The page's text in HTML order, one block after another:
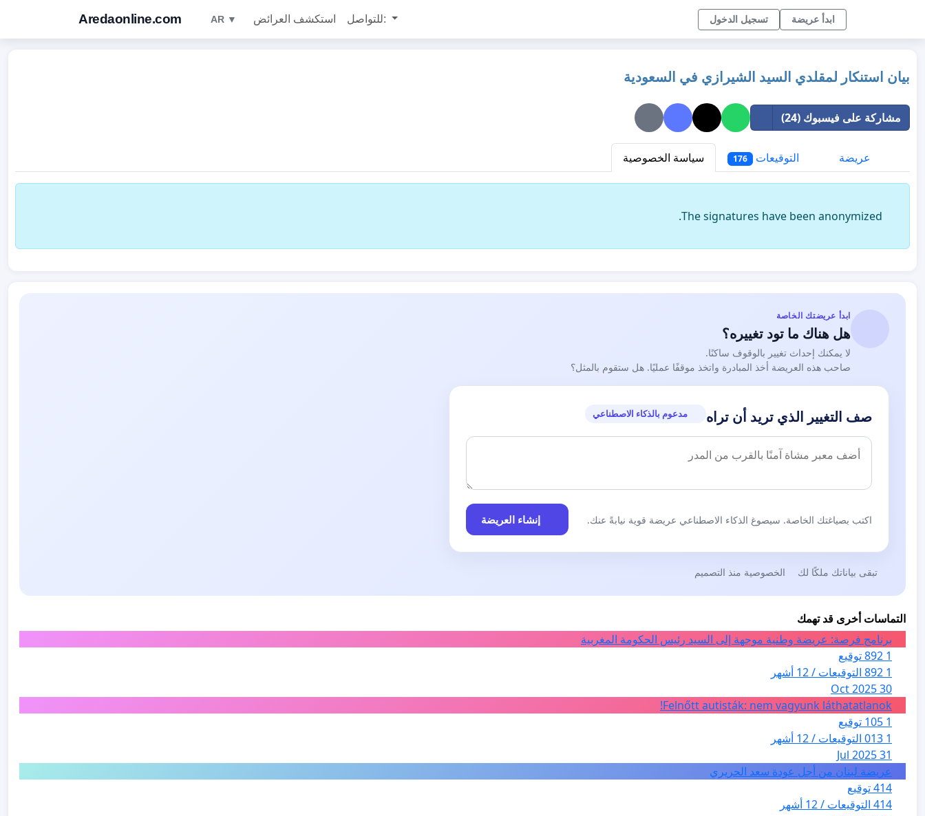
Aredaonline.com AR ▼ استكشف العرائض للتواصل: تسجيل الدخول ابدأ عريضة
بيان استنكار لمقلدي السيد الشيرازي في السعودية
مشاركة على فيسبوك (24)
عريضة التوقيعات 176 سياسة الخصوصية
The signatures have been anonymized.
ابدأ عريضتك الخاصة
هل هناك ما تود تغييره؟
لا يمكنك إحداث تغيير بالوقوف ساكنًا.
صاحب هذه العريضة أخذ المبادرة واتخذ موقفًا عمليًا. هل ستقوم بالمثل؟
صف التغيير الذي تريد أن تراه مدعوم بالذكاء الاصطناعي
اكتب بصياغتك الخاصة. سيصوغ الذكاء الاصطناعي عريضة قوية نيابةً عنك. إنشاء العريضة
تبقى بياناتك ملكًا لك الخصوصية منذ التصميم
التماسات أخرى قد تهمك
برنامج فرصة: عريضة وطنية موجهة إلى السيد رئيس الحكومة المغربية
1 892 توقيع
1 892 التوقيعات / 12 أشهر
30 Oct 2025
Felnőtt autisták: nem vagyunk láthatatlanok!
1 105 توقيع
1 013 التوقيعات / 12 أشهر
31 Jul 2025
عريضة لبنان من أجل عودة سعد الحريري
414 توقيع
414 التوقيعات / 12 أشهر